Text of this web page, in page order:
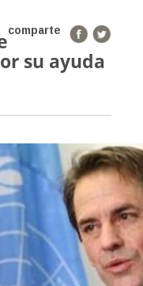
comparte
su ayuda